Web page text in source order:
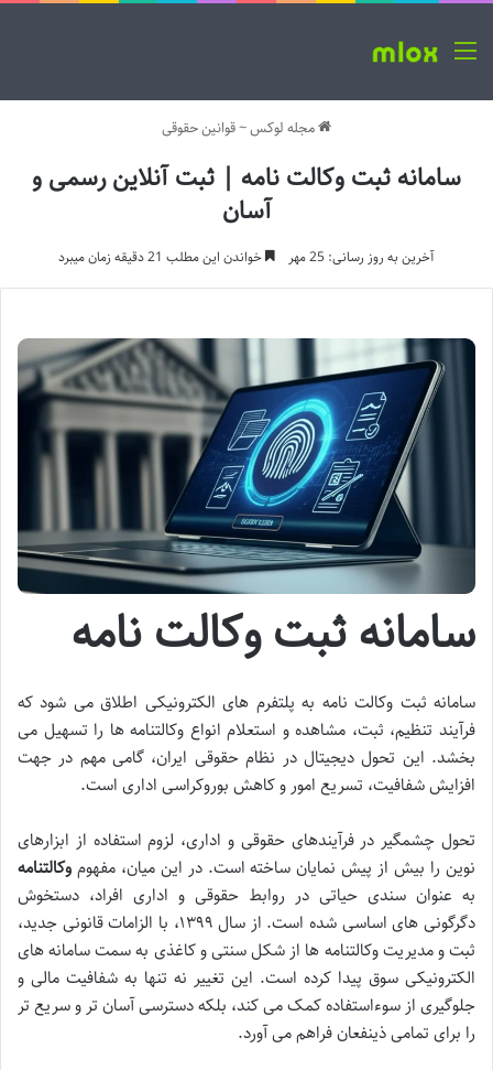
منو
مجله لوکس~قوانین حقوقی
سامانه ثبت وکالت نامه | ثبت آنلاین رسمی و
آسان
آخرین به روز رسانی: 25 مهر خواندن این مطلب 21 دقیقه زمان میبرد
سامانه ثبت وکالت نامه
سامانه ثبت وکالت نامه به پلتفرم های الکترونیکی اطلاق می شود که
فرآیند تنظیم، ثبت، مشاهده و استعلام انواع وکالتنامه ها را تسهیل می
بخشد. این تحول دیجیتال در نظام حقوقی ایران، گامی مهم در جهت
افزایش شفافیت، تسریع امور و کاهش بوروکراسی اداری است.
تحول چشمگیر در فرآیندهای حقوقی و اداری، لزوم استفاده از ابزارهای
نوین را بیش از پیش نمایان ساخته است. در این میان، مفهوم وکالتنامه
به عنوان سندی حیاتی در روابط حقوقی و اداری افراد، دستخوش
دگرگونی های اساسی شده است. از سال ۱۳۹۹، با الزامات قانونی جدید،
ثبت و مدیریت وکالتنامه ها از شکل سنتی و کاغذی به سمت سامانه های
الکترونیکی سوق پیدا کرده است. این تغییر نه تنها به شفافیت مالی و
جلوگیری از سوءاستفاده کمک می کند، بلکه دسترسی آسان تر و سریع تر
را برای تمامی ذینفعان فراهم می آورد.